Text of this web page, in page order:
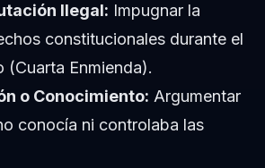
Ilegal: Impugnar la
constitucionales durante el
(Cuarta Enmienda).
o Conocimiento: Argumentar
conocía ni controlaba las